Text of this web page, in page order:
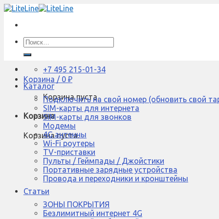
Skip
content
Искать:
+7 495 215-01-34
Корзина / 0 ₽
Корзина пуста.
Корзина
Корзина пуста.
Каталог
Подключить на свой номер (обновить свой
SIM-карты для интернета
SIM-карты для звонков
Модемы
4G антенны
Wi-Fi роутеры
TV-приставки
Пульты / Геймпады / Джойстики
Портативные зарядные устройства
Провода и переходники и кронштейны
Статьи
ЗОНЫ ПОКРЫТИЯ
Безлимитный интернет 4G